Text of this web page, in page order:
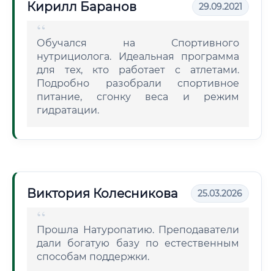
Кирилл Баранов 29.09.2021
Обучался на Спортивного
нутрициолога. Идеальная программа
для тех, кто работает с атлетами.
Подробно разобрали спортивное
питание, сгонку веса и режим
гидратации.
Виктория Колесникова 25.03.2026
Прошла Натуропатию. Преподаватели
дали богатую базу по естественным
способам поддержки.